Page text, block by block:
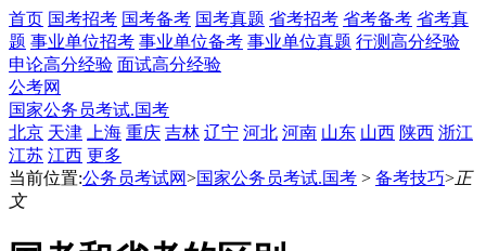
首页 国考招考 国考备考 国考真题 省考招考 省考备考 省考真
题 事业单位招考 事业单位备考 事业单位真题 行测高分经验
申论高分经验 面试高分经验
公考网
国家公务员考试.国考
北京 天津 上海 重庆 吉林 辽宁 河北 河南 山东 山西 陕西 浙江
江苏 江西 更多
当前位置:公务员考试网>国家公务员考试.国考 > 备考技巧>正
文